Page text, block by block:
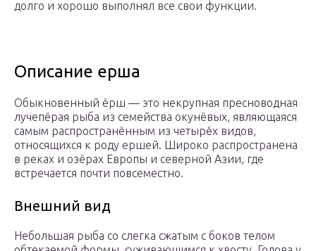
долго и хорошо выполнял все свои функции.
Описание ерша
Обыкновенный ёрш — это некрупная пресноводная
лучепёрая рыба из семейства окунёвых, являющаяся
самым распространённым из четырёх видов,
относящихся к роду ершей. Широко распространена
в реках и озёрах Европы и северной Азии, где
встречается почти повсеместно.
Внешний вид
Небольшая рыба со слегка сжатым с боков телом